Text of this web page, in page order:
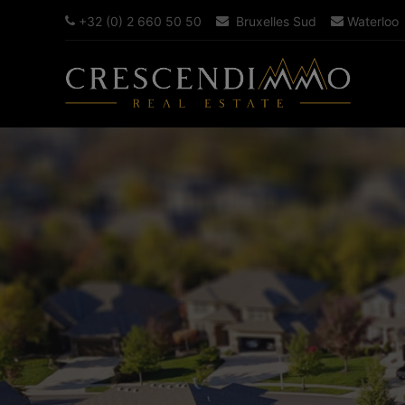
+32 (0) 2 660 50 50 Bruxelles Sud Waterloo